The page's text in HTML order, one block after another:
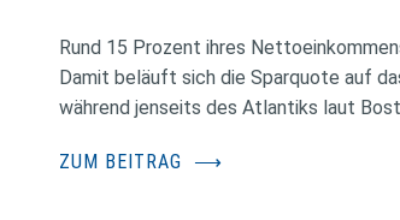
Rund 15 Prozent ihres
Damit beläuft sich die Sparquote auf
während jenseits des Atlantiks laut
ZUM BEITRAG ⟶